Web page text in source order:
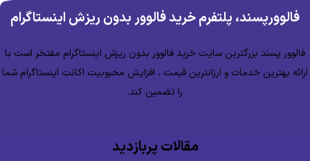
فالوورپسند، پلتفرم خرید فالوور بدون ریزش اینستاگرام
فالوور پسند بزرگترین سایت خرید فالوور بدون ریزش اینستاگرام مفتخر است با
ارائه بهترین خدمات و ارزانترین قیمت ، افزایش محبوبیت اکانت اینستاگرام شما
را تضمین کند.
مقالات پربازدید